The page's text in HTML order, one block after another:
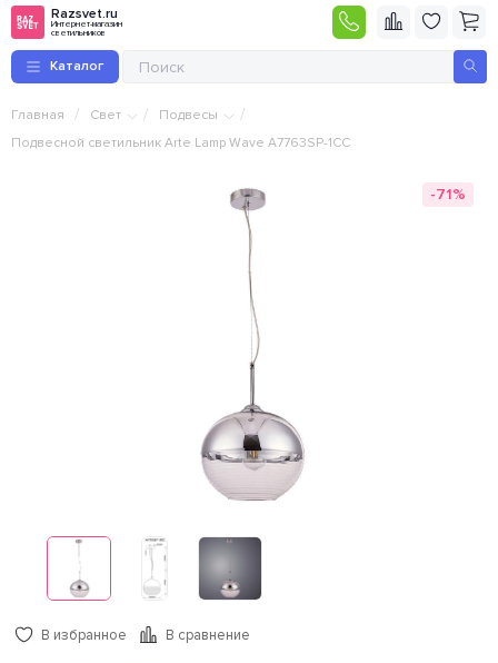
Razsvet.ru
Интернет-магазин
светильников
Каталог
Главная / Свет / Подвесы /
Подвесной светильник Arte Lamp Wave A7763SP-1CC
-71%
В избранное В сравнение